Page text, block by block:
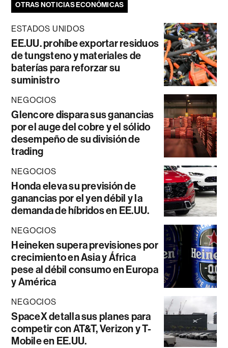
OTRAS NOTICIAS ECONÓMICAS
ESTADOS UNIDOS
EE.UU. prohíbe exportar residuos
de tungsteno y materiales de
baterías para reforzar su
suministro
NEGOCIOS
Glencore dispara sus ganancias
por el auge del cobre y el sólido
desempeño de su división de
trading
NEGOCIOS
Honda eleva su previsión de
ganancias por el yen débil y la
demanda de híbridos en EE.UU.
NEGOCIOS
Heineken supera previsiones por
crecimiento en Asia y África
pese al débil consumo en Europa
y América
NEGOCIOS
SpaceX detalla sus planes para
competir con AT&T, Verizon y T-
Mobile en EE.UU.